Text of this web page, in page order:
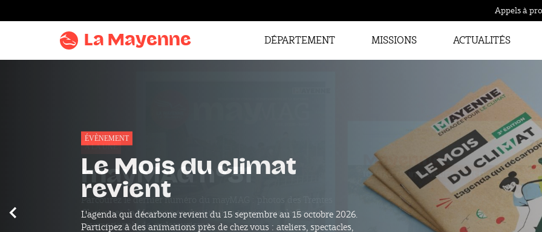
Appels à
La Mayenne DÉPARTEMENT MISSIONS ACTUALITÉS
Précédent
mayMAG n°31
A LA UNE
Parcourez le dernier numéro du mayMAG : photos des Trentes
Glorieuses, la Mayenne en destination touristique, la Semaine
internationale de cyclotourisme...